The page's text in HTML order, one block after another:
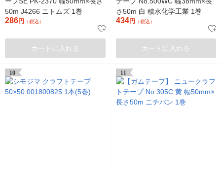
50m J4266 ニトムズ 1巻
286円 （税込）
カートに入れる
さ50m 白 積水化学工業 1巻
434円 （税込）
カートに入れる
10 11